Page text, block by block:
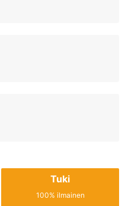
Tuki
100% ilmainen